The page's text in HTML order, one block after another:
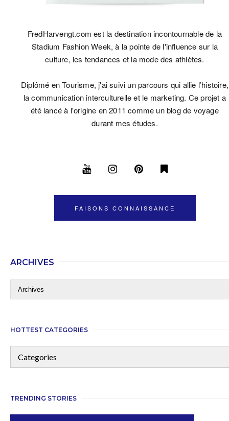
FredHarvengt.com est la destination incontournable de la
Stadium Fashion Week, à la pointe de l'influence sur la
culture, les tendances et la mode des athlètes.
Diplômé en Tourisme, j'ai suivi un parcours qui allie l’histoire,
la communication interculturelle et le marketing. Ce projet a
été lancé à l'origine en 2011 comme un blog de voyage
durant mes études.
FAISONS CONNAISSANCE
ARCHIVES
HOTTEST CATEGORIES
TRENDING STORIES